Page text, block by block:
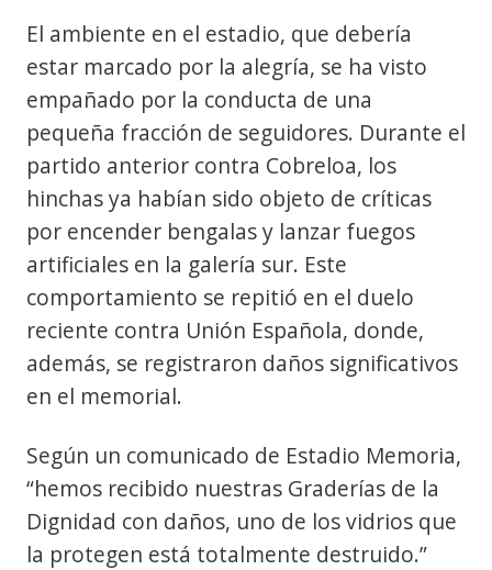
El ambiente en el estadio, que debería
estar marcado por la alegría, se ha visto
empañado por la conducta de una
pequeña fracción de seguidores. Durante el
partido anterior contra Cobreloa, los
hinchas ya habían sido objeto de críticas
por encender bengalas y lanzar fuegos
artificiales en la galería sur. Este
comportamiento se repitió en el duelo
reciente contra Unión Española, donde,
además, se registraron daños significativos
en el memorial.
Según un comunicado de Estadio Memoria,
“hemos recibido nuestras Graderías de la
Dignidad con daños, uno de los vidrios que
la protegen está totalmente destruido.”